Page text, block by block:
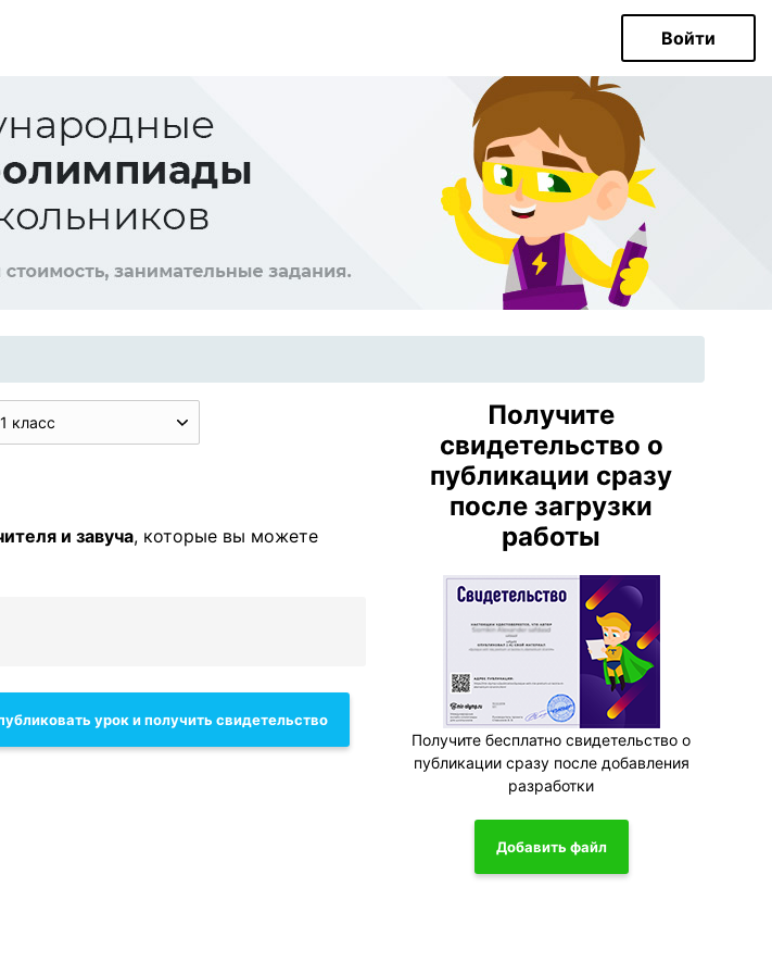
Войти
1 класс
и завуча, которые вы можете
урок и получить свидетельство
Получите
свидетельство о
публикации сразу
после загрузки
работы
Получите бесплатно свидетельство о
публикации сразу после добавления
разработки
Добавить файл